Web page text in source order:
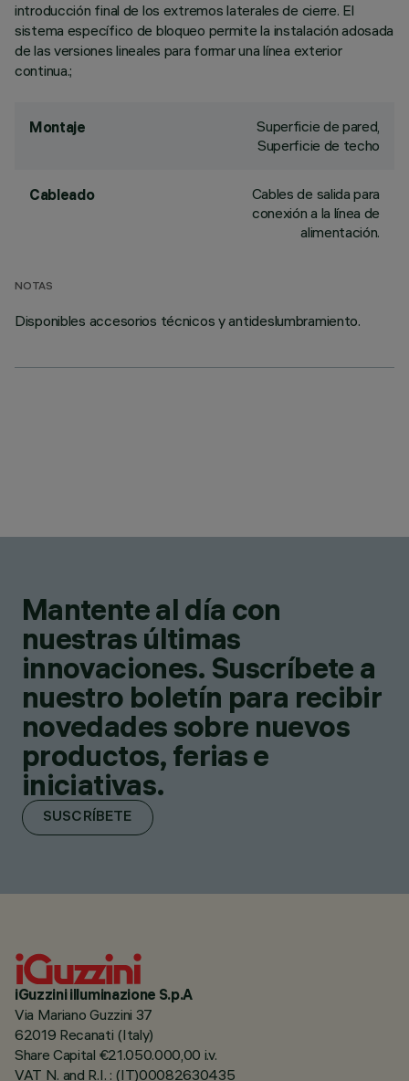
introducción final de los extremos laterales de cierre. El
sistema específico de bloqueo permite la instalación adosada
de las versiones lineales para formar una línea exterior
continua.;
Montaje
Superficie de pared,
Superficie de techo
Cableado
Cables de salida para
conexión a la línea de
alimentación.
NOTAS
Disponibles accesorios técnicos y antideslumbramiento.
Mantente al día con
nuestras últimas
innovaciones. Suscríbete a
nuestro boletín para recibir
novedades sobre nuevos
productos, ferias e
iniciativas.
SUSCRÍBETE
iGuzzini illuminazione S.p.A
Via Mariano Guzzini 37
62019 Recanati (Italy)
Share Capital €21.050.000,00 i.v.
VAT N. and R.I. : (IT)00082630435